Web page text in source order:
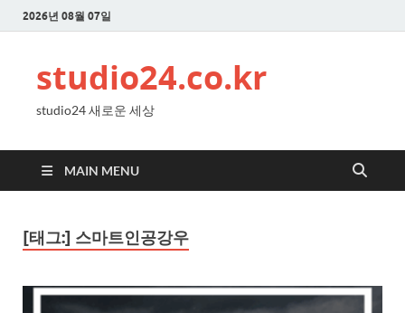
2026년 08월 07일
studio24.co.kr
studio24 새로운 세상
MAIN MENU
[태그:] 스마트인공강우